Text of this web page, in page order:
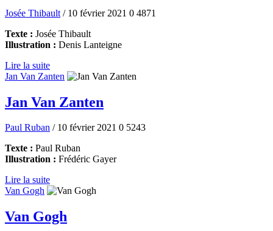
Josée Thibault / 10 février 2021 0 4871
Texte : Josée Thibault
Illustration : Denis Lanteigne
Lire la suite
Jan Van Zanten
Jan Van Zanten
Paul Ruban / 10 février 2021 0 5243
Texte : Paul Ruban
Illustration : Frédéric Gayer
Lire la suite
Van Gogh
Van Gogh